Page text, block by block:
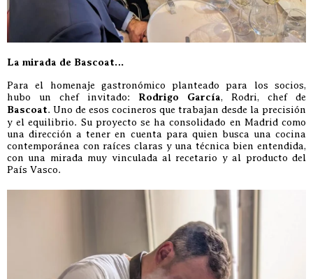
La mirada de Bascoat…
Para el homenaje gastronómico planteado para los socios,
hubo un chef invitado: Rodrigo García, Rodri, chef de
Bascoat. Uno de esos cocineros que trabajan desde la precisión
y el equilibrio. Su proyecto se ha consolidado en Madrid como
una dirección a tener en cuenta para quien busca una cocina
contemporánea con raíces claras y una técnica bien entendida,
con una mirada muy vinculada al recetario y al producto del
País Vasco.